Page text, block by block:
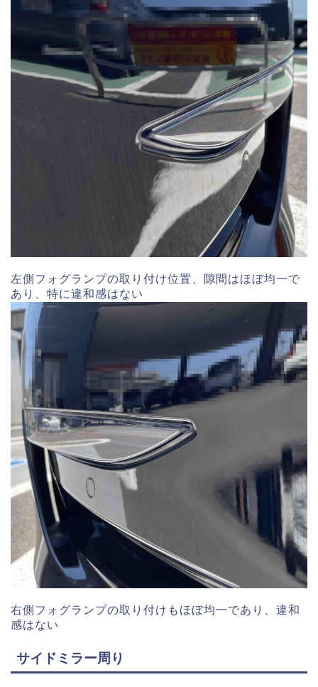
左側フォグランプの取り付け位置、隙間はほぼ均一で
あり、特に違和感はない
右側フォグランプの取り付けもほぼ均一であり、違和
感はない
サイドミラー周り